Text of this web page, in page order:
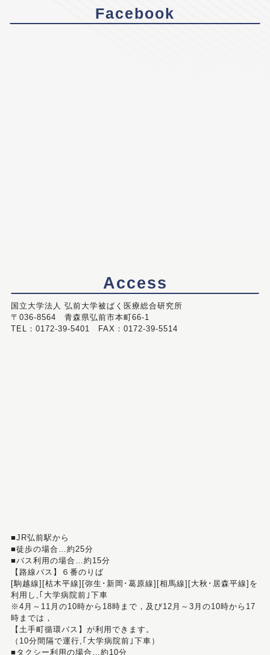
Facebook
Access
国立大学法人 弘前大学被ばく医療総合研究所
〒036-8564 青森県弘前市本町66-1
TEL：0172-39-5401 FAX：0172-39-5514
■JR弘前駅から
■徒歩の場合…約25分
■バス利用の場合…約15分
【路線バス】６番のりば
[駒越線][枯木平線][弥生･新岡･葛原線][相馬線][大秋･居森平線]を
利用し,｢大学病院前｣下車
※4月～11月の10時から18時まで，及び12月～3月の10時から17
時までは，
【土手町循環バス】が利用できます。
（10分間隔で運行,｢大学病院前｣下車）
■タクシー利用の場合…約10分